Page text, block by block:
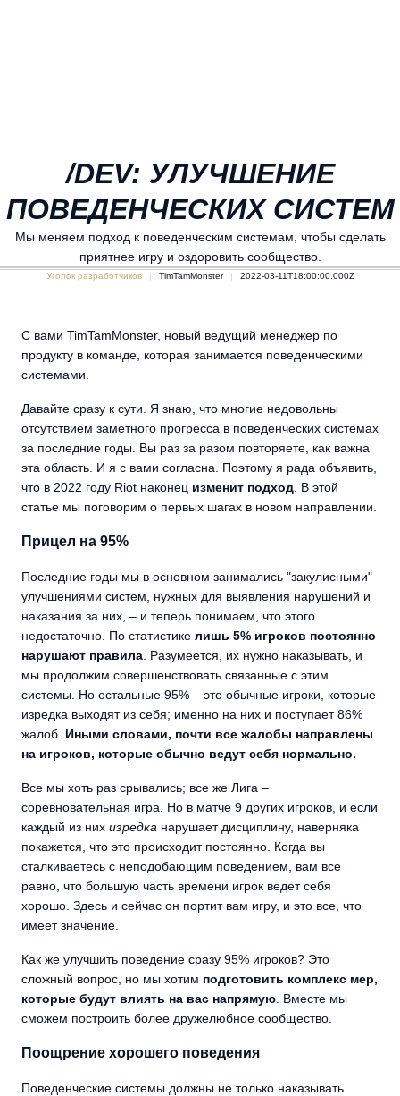
/DEV: УЛУЧШЕНИЕ
ПОВЕДЕНЧЕСКИХ СИСТЕМ
Мы меняем подход к поведенческим системам, чтобы сделать
приятнее игру и оздоровить сообщество.
Уголок разработчиков TimTamMonster 2022-03-11T18:00:00.000Z
С вами TimTamMonster, новый ведущий менеджер по
продукту в команде, которая занимается поведенческими
системами.
Давайте сразу к сути. Я знаю, что многие недовольны
отсутствием заметного прогресса в поведенческих системах
за последние годы. Вы раз за разом повторяете, как важна
эта область. И я с вами согласна. Поэтому я рада объявить,
что в 2022 году Riot наконец изменит подход . В этой
статье мы поговорим о первых шагах в новом направлении.
Прицел на 95%
Последние годы мы в основном занимались "закулисными"
улучшениями систем, нужных для выявления нарушений и
наказания за них, – и теперь понимаем, что этого
недостаточно. По статистике лишь 5% игроков постоянно
нарушают правила . Разумеется, их нужно наказывать, и
мы продолжим совершенствовать связанные с этим
системы. Но остальные 95% – это обычные игроки, которые
изредка выходят из себя; именно на них и поступает 86%
жалоб. Иными словами, почти все жалобы направлены
на игроков, которые обычно ведут себя нормально.
Все мы хоть раз срывались; все же Лига –
соревновательная игра. Но в матче 9 других игроков, и если
каждый из них изредка нарушает дисциплину, наверняка
покажется, что это происходит постоянно. Когда вы
сталкиваетесь с неподобающим поведением, вам все
равно, что большую часть времени игрок ведет себя
хорошо. Здесь и сейчас он портит вам игру, и это все, что
имеет значение.
Как же улучшить поведение сразу 95% игроков? Это
сложный вопрос, но мы хотим подготовить комплекс мер,
которые будут влиять на вас напрямую . Вместе мы
сможем построить более дружелюбное сообщество.
Поощрение хорошего поведения
Поведенческие системы должны не только наказывать